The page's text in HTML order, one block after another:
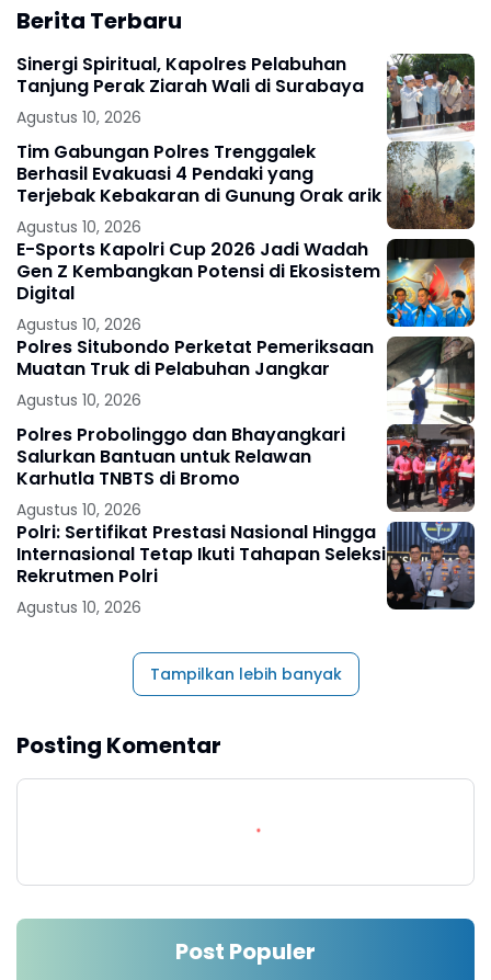
Berita Terbaru
Sinergi Spiritual, Kapolres Pelabuhan
Tanjung Perak Ziarah Wali di Surabaya
Agustus 10, 2026
Tim Gabungan Polres Trenggalek
Berhasil Evakuasi 4 Pendaki yang
Terjebak Kebakaran di Gunung Orak arik
Agustus 10, 2026
E-Sports Kapolri Cup 2026 Jadi Wadah
Gen Z Kembangkan Potensi di Ekosistem
Digital
Agustus 10, 2026
Polres Situbondo Perketat Pemeriksaan
Muatan Truk di Pelabuhan Jangkar
Agustus 10, 2026
Polres Probolinggo dan Bhayangkari
Salurkan Bantuan untuk Relawan
Karhutla TNBTS di Bromo
Agustus 10, 2026
Polri: Sertifikat Prestasi Nasional Hingga
Internasional Tetap Ikuti Tahapan Seleksi
Rekrutmen Polri
Agustus 10, 2026
Tampilkan lebih banyak
Posting Komentar
Post Populer